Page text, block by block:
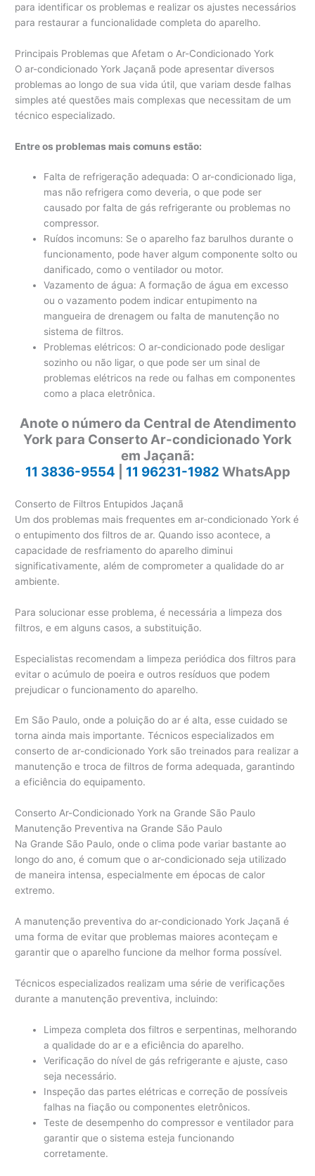
para identificar os problemas e realizar os ajustes necessários
para restaurar a funcionalidade completa do aparelho.
Principais Problemas que Afetam o Ar-Condicionado York
O ar-condicionado York Jaçanã pode apresentar diversos
problemas ao longo de sua vida útil, que variam desde falhas
simples até questões mais complexas que necessitam de um
técnico especializado.
Entre os problemas mais comuns estão:
Falta de refrigeração adequada: O ar-condicionado liga,
mas não refrigera como deveria, o que pode ser
causado por falta de gás refrigerante ou problemas no
compressor.
Ruídos incomuns: Se o aparelho faz barulhos durante o
funcionamento, pode haver algum componente solto ou
danificado, como o ventilador ou motor.
Vazamento de água: A formação de água em excesso
ou o vazamento podem indicar entupimento na
mangueira de drenagem ou falta de manutenção no
sistema de filtros.
Problemas elétricos: O ar-condicionado pode desligar
sozinho ou não ligar, o que pode ser um sinal de
problemas elétricos na rede ou falhas em componentes
como a placa eletrônica.
Anote o número da Central de Atendimento
York para Conserto Ar-condicionado York
em Jaçanã:
11 3836-9554
11 96231-1982 WhatsApp
Conserto de Filtros Entupidos Jaçanã
Um dos problemas mais frequentes em ar-condicionado York é
o entupimento dos filtros de ar. Quando isso acontece, a
capacidade de resfriamento do aparelho diminui
significativamente, além de comprometer a qualidade do ar
ambiente.
Para solucionar esse problema, é necessária a limpeza dos
filtros, e em alguns casos, a substituição.
Especialistas recomendam a limpeza periódica dos filtros para
evitar o acúmulo de poeira e outros resíduos que podem
prejudicar o funcionamento do aparelho.
Em São Paulo, onde a poluição do ar é alta, esse cuidado se
torna ainda mais importante. Técnicos especializados em
conserto de ar-condicionado York são treinados para realizar a
manutenção e troca de filtros de forma adequada, garantindo
a eficiência do equipamento.
Conserto Ar-Condicionado York na Grande São Paulo
Manutenção Preventiva na Grande São Paulo
Na Grande São Paulo, onde o clima pode variar bastante ao
longo do ano, é comum que o ar-condicionado seja utilizado
de maneira intensa, especialmente em épocas de calor
extremo.
A manutenção preventiva do ar-condicionado York Jaçanã é
uma forma de evitar que problemas maiores aconteçam e
garantir que o aparelho funcione da melhor forma possível.
Técnicos especializados realizam uma série de verificações
durante a manutenção preventiva, incluindo:
Limpeza completa dos filtros e serpentinas, melhorando
a qualidade do ar e a eficiência do aparelho.
Verificação do nível de gás refrigerante e ajuste, caso
seja necessário.
Inspeção das partes elétricas e correção de possíveis
falhas na fiação ou componentes eletrônicos.
Teste de desempenho do compressor e ventilador para
garantir que o sistema esteja funcionando
corretamente.